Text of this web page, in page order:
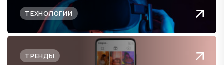
ТЕХНОЛОГИИ
ТРЕНДЫ